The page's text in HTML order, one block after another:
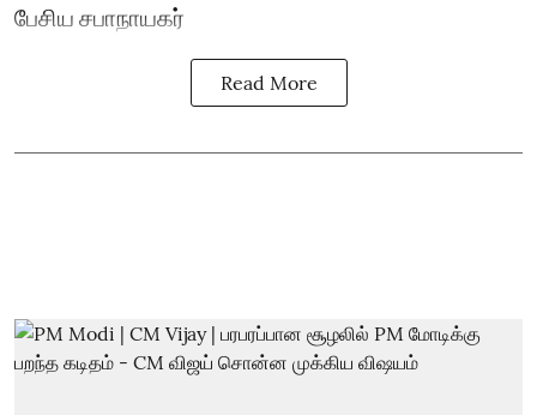
பேசிய சபாநாயகர்
Read More